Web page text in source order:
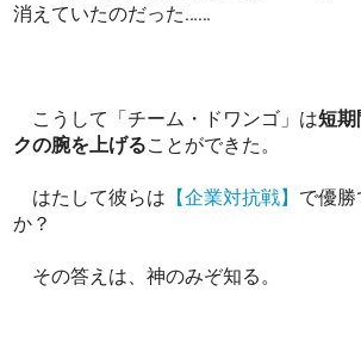
消えていたのだった……
こうして「チーム・ドワンゴ」は短期
クの腕を上げることができた。
はたして彼らは 【企業対抗戦】 で優勝
か？
その答えは、神のみぞ知る。